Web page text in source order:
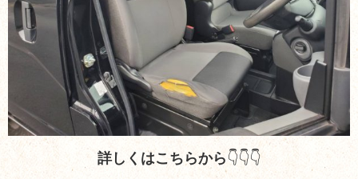
詳しくはこちらから 👇👇👇